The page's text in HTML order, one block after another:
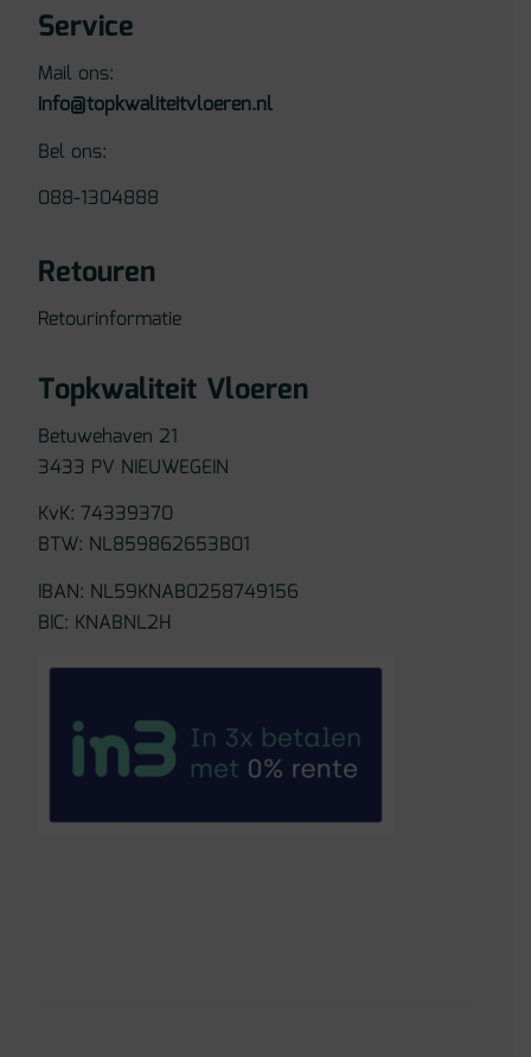
Service
Mail ons:
info@topkwaliteitvloeren.nl
Bel ons:
088-1304888
Retouren
Retourinformatie
Topkwaliteit Vloeren
Betuwehaven 21
3433 PV NIEUWEGEIN
KvK: 74339370
BTW: NL859862653B01
IBAN: NL59KNAB0258749156
BIC: KNABNL2H